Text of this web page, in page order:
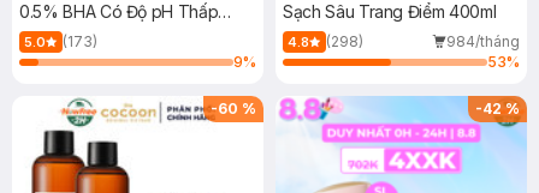
0.5% BHA Có Độ pH Thấp
150ml
5.0
(173)
9%
Sạch Sâu Trang Điểm 400ml
4.8 (298)
984/tháng
53%
-60 % -42%